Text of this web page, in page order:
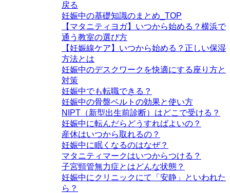
戻る
妊娠中の基礎知識のまとめ_TOP
【マタニティヨガ】いつから始める？横浜で
通う教室の選び方
【妊娠線ケア】いつから始める？正しい保湿
方法とは
妊娠中のデスクワークを快適にする座り方と
対策
妊娠中でも転職できる？
妊娠中の骨盤ベルトの効果と使い方
NIPT（新型出生前診断）はどこで受ける？
妊娠中に転んだらどうすればよいの？
産休はいつから取れるの？
妊娠中に眠くなるのはなぜ？
マタニティマークはいつからつける？
子宮頸管無力症とはどんな状態？
妊娠中にクリニックにて「安静」といわれた
ら？